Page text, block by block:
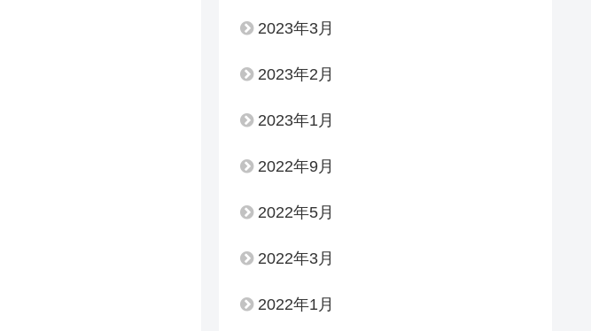
2023年3月
2023年2月
2023年1月
2022年9月
2022年5月
2022年3月
2022年1月